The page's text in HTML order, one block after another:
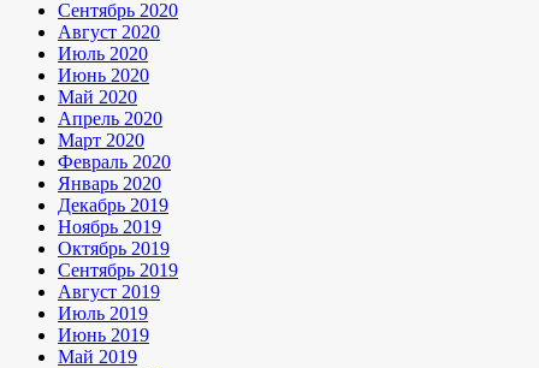
Сентябрь 2020
Август 2020
Июль 2020
Июнь 2020
Май 2020
Апрель 2020
Март 2020
Февраль 2020
Январь 2020
Декабрь 2019
Ноябрь 2019
Октябрь 2019
Сентябрь 2019
Август 2019
Июль 2019
Июнь 2019
Май 2019